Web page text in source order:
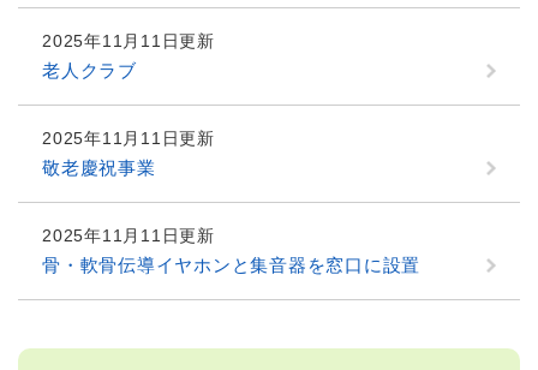
2025年11月11日更新
老人クラブ
2025年11月11日更新
敬老慶祝事業
2025年11月11日更新
骨・軟骨伝導イヤホンと集音器を窓口に設置